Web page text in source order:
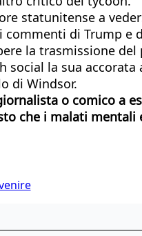
statunitense a
di Trump
la trasmissione del
social la sua
di Windsor.
o comico a
che i malati mentali